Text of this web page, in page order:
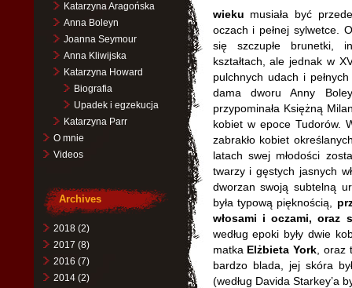
wieku musiała być
oczach i pełnej sylwetce.
się szczupłe brunetki,
kształtach, ale jednak w
pulchnych udach i
dama dworu Anny
przypominała Księżną
kobiet w epoce Tudorów.
zabrakło kobiet
latach swej młodości
twarzy i gęstych jasnych
dworzan swoją subtelną
była typową pięknością,
włosami i oczami, oraz
według epoki były dwie
matka Elżbieta York ,
bardzo blada, jej skóra
(według Davida Starkey’a
Katarzyna Aragońska
Anna Boleyn
Joanna Seymour
Anna Kliwijska
Katarzyna Howard
Biografia
Upadek i egzekucja
Katarzyna Parr
O mnie
Videos
Archives
2018 (2)
2017 (8)
2016 (7)
2014 (2)